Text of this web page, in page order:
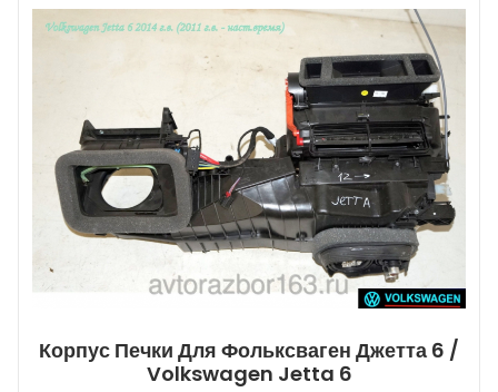
Корпус Печки Для Фольксваген Джетта 6 /
Volkswagen Jetta 6